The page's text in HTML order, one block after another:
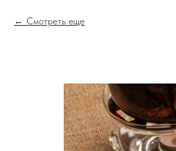
Смотреть еще